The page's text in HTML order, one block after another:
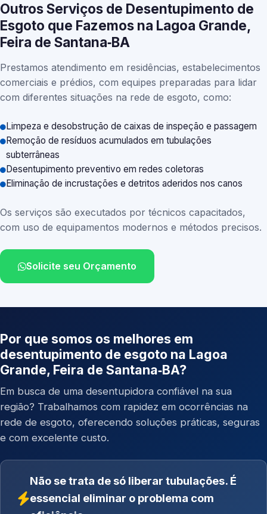
Outros Serviços de Desentupimento de
Esgoto que Fazemos na Lagoa Grande,
Feira de Santana‑BA
Prestamos atendimento em residências, estabelecimentos
comerciais e prédios, com equipes preparadas para lidar
com diferentes situações na rede de esgoto, como:
Limpeza e desobstrução de caixas de inspeção e passagem
Remoção de resíduos acumulados em tubulações
subterrâneas
Desentupimento preventivo em redes coletoras
Eliminação de incrustações e detritos aderidos nos canos
Os serviços são executados por técnicos capacitados,
com uso de equipamentos modernos e métodos precisos.
Solicite seu Orçamento
Por que somos os melhores em
desentupimento de esgoto na Lagoa
Grande, Feira de Santana‑BA?
Em busca de uma desentupidora confiável na sua
região? Trabalhamos com rapidez em ocorrências na
rede de esgoto, oferecendo soluções práticas, seguras
e com excelente custo.
Não se trata de só liberar tubulações. É
essencial eliminar o problema com